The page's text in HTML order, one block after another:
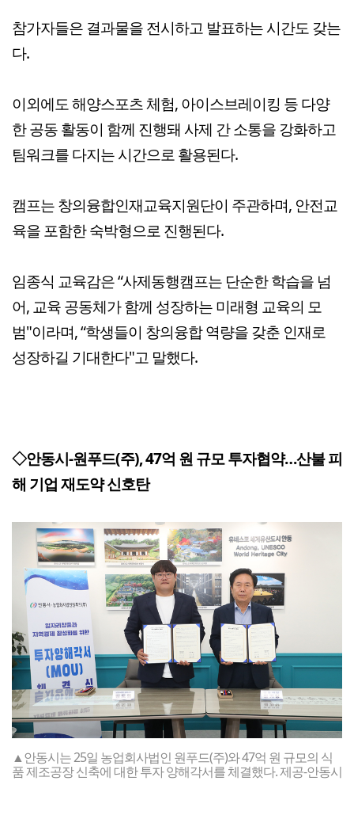
참가자들은 결과물을 전시하고 발표하는 시간도 갖는
다.
이외에도 해양스포츠 체험, 아이스브레이킹 등 다양
한 공동 활동이 함께 진행돼 사제 간 소통을 강화하고
팀워크를 다지는 시간으로 활용된다.
캠프는 창의융합인재교육지원단이 주관하며, 안전교
육을 포함한 숙박형으로 진행된다.
임종식 교육감은 “사제동행캠프는 단순한 학습을 넘
어, 교육 공동체가 함께 성장하는 미래형 교육의 모
범"이라며, “학생들이 창의융합 역량을 갖춘 인재로
성장하길 기대한다"고 말했다.
◇안동시-원푸드(주), 47억 원 규모 투자협약…산불 피
해 기업 재도약 신호탄
▲안동시는 25일 농업회사법인 원푸드(주)와 47억 원 규모의 식
품 제조공장 신축에 대한 투자 양해각서를 체결했다. 제공-안동시